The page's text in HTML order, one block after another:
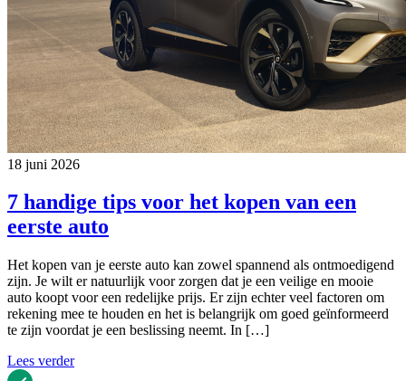
18 juni 2026
7 handige tips voor het kopen van een
eerste auto
Het kopen van je eerste auto kan zowel spannend als ontmoedigend
zijn. Je wilt er natuurlijk voor zorgen dat je een veilige en mooie
auto koopt voor een redelijke prijs. Er zijn echter veel factoren om
rekening mee te houden en het is belangrijk om goed geïnformeerd
te zijn voordat je een beslissing neemt. In […]
Lees verder